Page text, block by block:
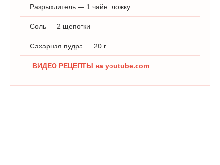
Разрыхлитель — 1 чайн. ложку
Соль — 2 щепотки
Сахарная пудра — 20 г.
ВИДЕО РЕЦЕПТЫ на youtube.com